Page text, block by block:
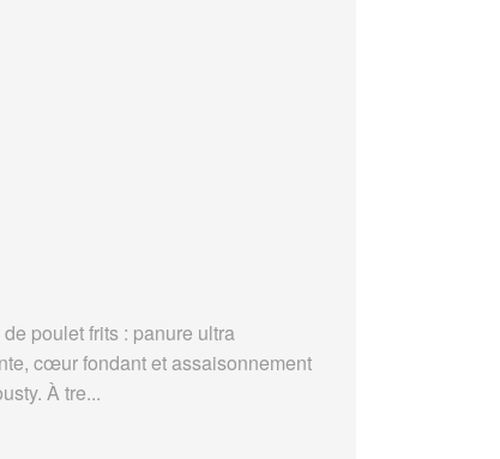
poulet frits : panure ultra
cœur fondant et assaisonnement
À tre...